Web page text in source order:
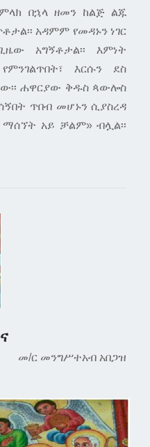
በኋላ ዘመን ከልጅ ልጁ
አዳምም የመዳኑን ነገር
አግኝቶታል፡፡ እምነት
እርሱን ደስ
ሐዋርያው ቅዱስ ጳውሎስ
ጥበብ መሆኑን ሲያስረዳ
አይ ቻልም» ብሏል፡፡
መ/ር መንግሥተአብ አበጋዝ